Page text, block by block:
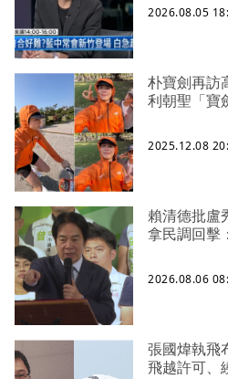
2026.08.05
朴寶劍再
利朝聖「寶
2025.12.08
賴清德批
拿民調回擊
2026.08.06
張國煒執飛
飛越許可